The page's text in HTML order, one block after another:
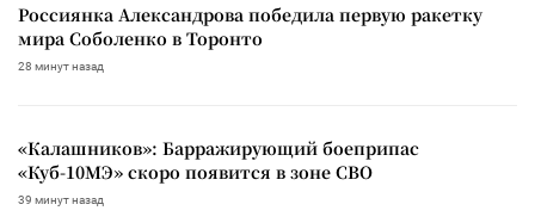
Россиянка Александрова победила первую ракетку
мира Соболенко в Торонто
28 минут назад
«Калашников»: Барражирующий боеприпас
«Куб-10МЭ» скоро появится в зоне СВО
39 минут назад